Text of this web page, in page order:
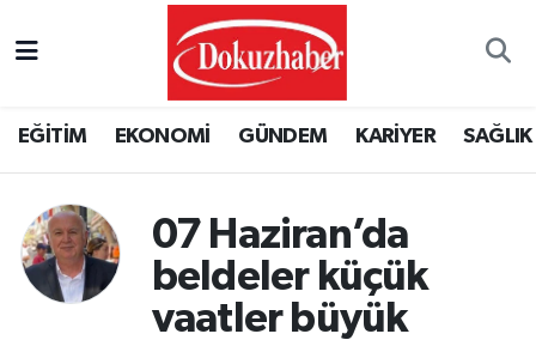
EĞİTİM EKONOMİ GÜNDEM KARİYER SAĞLIK
07 Haziran’da
beldeler küçük
vaatler büyük
Puan Durumu ve Fikstür
Tüm Manşetler
Son Dakika Haberleri